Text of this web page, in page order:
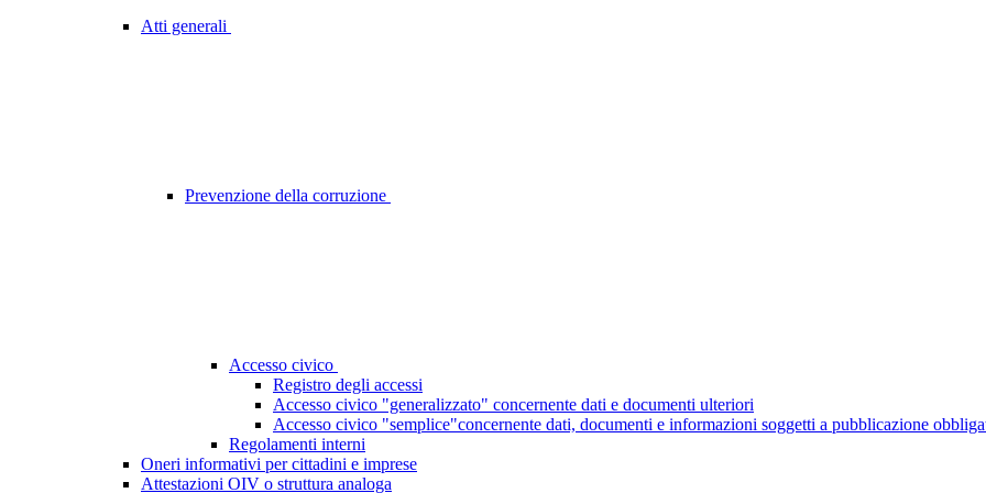
Atti generali
Prevenzione della corruzione
Accesso civico
Registro degli accessi
Accesso civico "generalizzato" concernente dati e documenti ulteriori
Accesso civico "semplice"concernente dati, documenti e informazioni soggetti a pubblicazione
Regolamenti interni
Oneri informativi per cittadini e imprese
Attestazioni OIV o struttura analoga